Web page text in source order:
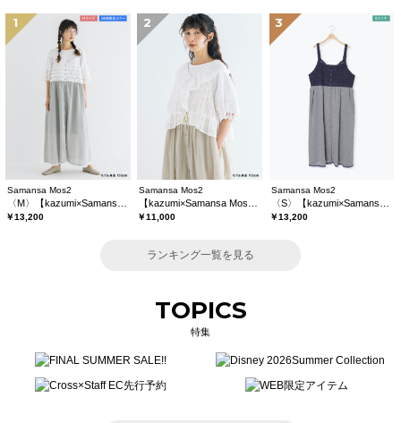
1
Samansa Mos2
￥13,200
2
Samansa Mos2
￥11,000
3
Samansa Mos2
￥13,200
ランキング一覧を見る
TOPICS
特集